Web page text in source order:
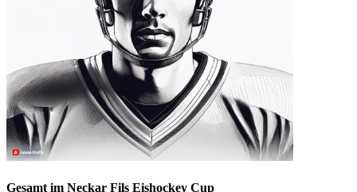
Gesamt im Neckar Fils Eishockey Cup